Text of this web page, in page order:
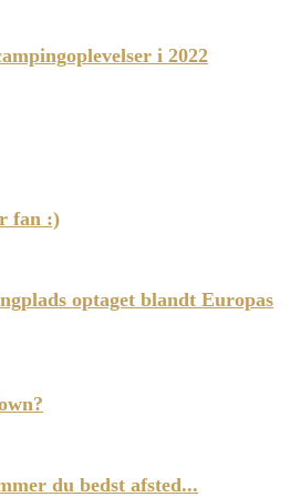
i 2022
fan :)
optaget blandt Europas
du bedst afsted...